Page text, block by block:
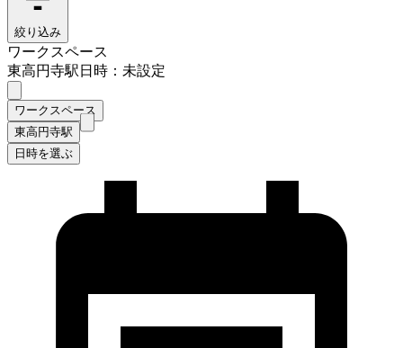
絞り込み
ワークスペース
東高円寺駅日時：未設定
ワークスペース
東高円寺駅
日時を選ぶ